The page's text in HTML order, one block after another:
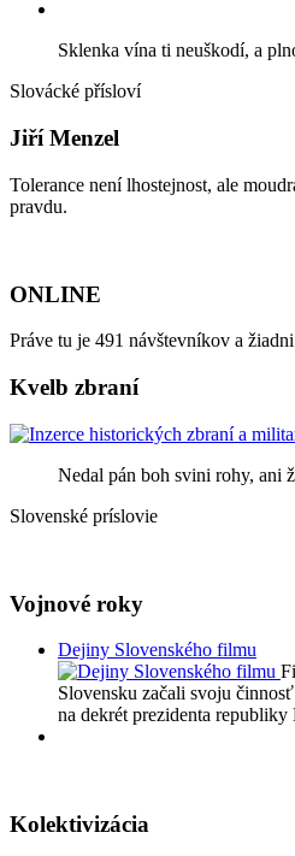
Sklenka vína ti neuškodí, a
Slovácké přísloví
Jiří Menzel
Tolerance není lhostejnost, ale
pravdu.
ONLINE
Práve tu je 491 návštevníkov a
Kvelb zbraní
Nedal pán boh svini rohy, ani
Slovenské príslovie
Vojnové roky
Dejiny Slovenského filmu
Slovensku začali svoju
na dekrét prezidenta
Kolektivizácia